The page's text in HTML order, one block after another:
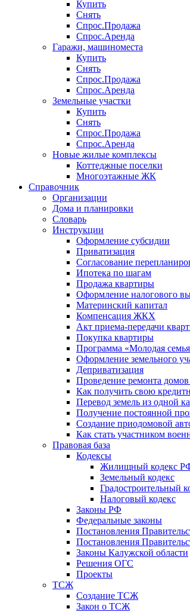
Купить
Снять
Спрос.Продажа
Спрос.Аренда
Гаражи, машиноместа
Купить
Снять
Спрос.Продажа
Спрос.Аренда
Земельные участки
Купить
Снять
Спрос.Продажа
Спрос.Аренда
Новые жилые комплексы
Коттеджные поселки
Многоэтажные ЖК
Справочник
Организации
Дома и планировки
Словарь
Инструкции
Оформление субсидии
Приватизация
Согласование
Ипотека по шагам
Продажа квартиры
Оформление налогового
Материнский капитал
Компенсация ЖКХ
Акт приема-передачи
Покупка квартиры
Программа «Молодая
Оформление земельного
Деприватизация
Проведение ремонта
Как получить свою
Перевод земель из одной
Получение постоянной
Создание приодомовой
Как стать участником
Правовая база
Кодексы
Жилищный кодекс
Земельный кодекс
Градостроительный
Налоговый кодекс
Законы РФ
Федеральные законы
Постановления
Постановления
Законы Калужской области
Решения ОГС
Проекты
ТСЖ
Создание ТСЖ
Закон о ТСЖ